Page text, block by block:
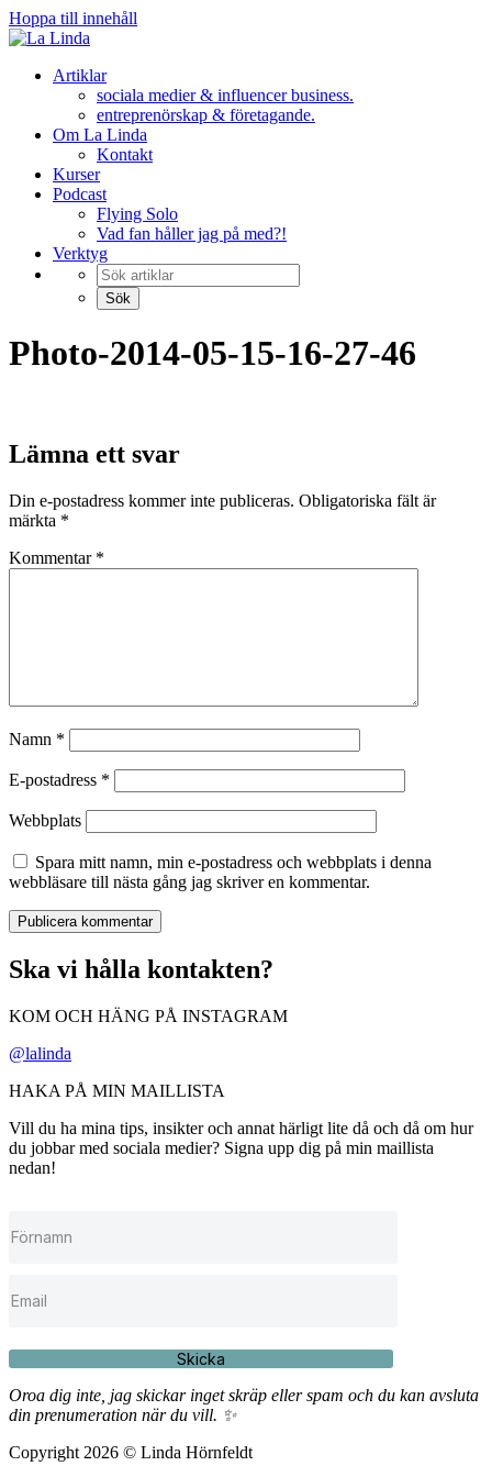
Hoppa till innehåll
Artiklar
sociala medier & influencer business.
entreprenörskap & företagande.
Om La Linda
Kontakt
Kurser
Podcast
Flying Solo
Vad fan håller jag på med?!
Verktyg
Photo-2014-05-15-16-27-46
Lämna ett svar
Din e-postadress kommer inte publiceras. Obligatoriska fält är
märkta *
Kommentar *
Namn *
E-postadress *
Webbplats
Spara mitt namn, min e-postadress och webbplats i denna
webbläsare till nästa gång jag skriver en kommentar.
Ska vi hålla kontakten?
KOM OCH HÄNG PÅ INSTAGRAM
@lalinda
HAKA PÅ MIN MAILLISTA
Vill du ha mina tips, insikter och annat härligt lite då och då om hur
du jobbar med sociala medier? Signa upp dig på min maillista
nedan!
Skicka
Oroa dig inte, jag skickar inget skräp eller spam och du kan avsluta
din prenumeration när du vill. ✨
Copyright 2026 © Linda Hörnfeldt